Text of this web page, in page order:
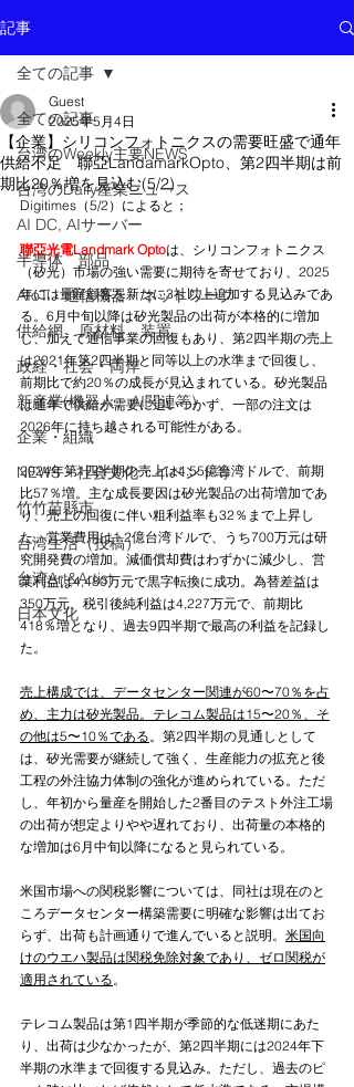
記事
全ての記事
台湾のWeekly主要NEWS
台湾のDaily産業ニュース
AI DC, AIサーバー
半導体 部品
AIoT・通信機器・ネットワーク
供給網 原材料 装置
政経・社会・両岸
新産業(機器人、AI関連等)
企業・組織
NEWS・社会文化・イベント等
竹竹苗縣市
台湾生活（投稿）
台湾Art&Artist
日本文化
全ての記事
【企業】シリコンフォトニクスの需要旺盛で通年
供給不足 聯亞LandamarkOpto、第2四半期は前
期比20％増を見込む(5/2)
Guest
2025年5月4日
Digitimes（5/2）によると；
聯亞光電Landmark Optoは、シリコンフォトニクス
（矽光）市場の強い需要に期待を寄せており、2025
年には量産顧客を新たに3社以上追加する見込みであ
る。6月中旬以降は矽光製品の出荷が本格的に増加
し、加えて通信事業の回復もあり、第2四半期の売上
は2021年第2四半期と同等以上の水準まで回復し、
前期比で約20％の成長が見込まれている。矽光製品
は通年で供給が需要に追いつかず、一部の注文は
2026年に持ち越される可能性がある。
2024年第1四半期の売上は4.55億台湾ドルで、前期
比57％増。主な成長要因は矽光製品の出荷増加であ
り、売上の回復に伴い粗利益率も32％まで上昇し
た。営業費用は1.2億台湾ドルで、うち700万元は研
究開発費の増加。減価償却費はわずかに減少し、営
業利益は4,480万元で黒字転換に成功。為替差益は
350万元、税引後純利益は4,227万元で、前期比
418％増となり、過去9四半期で最高の利益を記録し
た。
売上構成では、データセンター関連が60〜70％を占
め、主力は矽光製品。テレコム製品は15〜20％、そ
の他は5〜10％である。第2四半期の見通しとして
は、矽光需要が継続して強く、生産能力の拡充と後
工程の外注協力体制の強化が進められている。ただ
し、年初から量産を開始した2番目のテスト外注工場
の出荷が想定よりやや遅れており、出荷量の本格的
な増加は6月中旬以降になると見られている。
米国市場への関税影響については、同社は現在のと
ころデータセンター構築需要に明確な影響は出てお
らず、出荷も計画通りで進んでいると説明。 米国向
けのウエハ製品は関税免除対象であり、ゼロ関税が
適用されている。
テレコム製品は第1四半期が季節的な低迷期にあた
り、出荷は少なかったが、第2四半期には2024年下
半期の水準まで回復する見込み。ただし、過去のピ